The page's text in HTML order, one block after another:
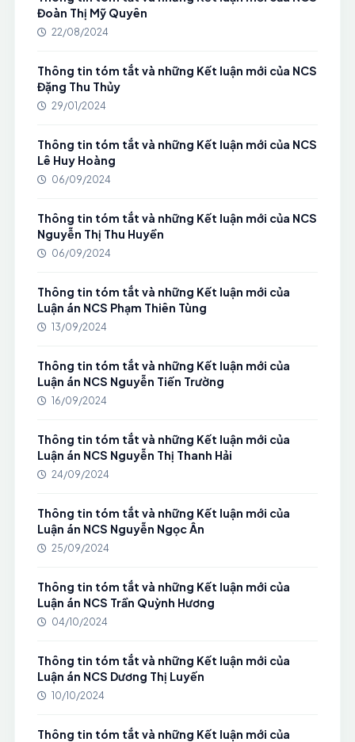
Đoàn Thị Mỹ Quyên
22/08/2024
Thông tin tóm tắt và những Kết luận mới của NCS
Đặng Thu Thủy
29/01/2024
Thông tin tóm tắt và những Kết luận mới của NCS
Lê Huy Hoàng
06/09/2024
Thông tin tóm tắt và những Kết luận mới của NCS
Nguyễn Thị Thu Huyền
06/09/2024
Thông tin tóm tắt và những Kết luận mới của
Luận án NCS Phạm Thiên Tùng
13/09/2024
Thông tin tóm tắt và những Kết luận mới của
Luận án NCS Nguyễn Tiến Trường
16/09/2024
Thông tin tóm tắt và những Kết luận mới của
Luận án NCS Nguyễn Thị Thanh Hải
24/09/2024
Thông tin tóm tắt và những Kết luận mới của
Luận án NCS Nguyễn Ngọc Ân
25/09/2024
Thông tin tóm tắt và những Kết luận mới của
Luận án NCS Trần Quỳnh Hương
04/10/2024
Thông tin tóm tắt và những Kết luận mới của
Luận án NCS Dương Thị Luyến
10/10/2024
Thông tin tóm tắt và những Kết luận mới của